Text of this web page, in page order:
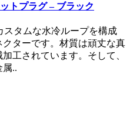
トプラグ – ブラック
スタムな水冷ループを構成
ターです。材質は頑丈な真
工されています。そして、
属..